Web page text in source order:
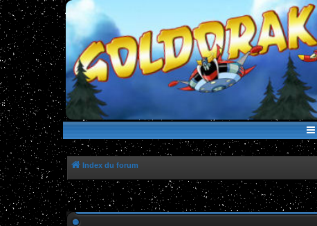
WWW.GOLDORAKGO.COM
le site de la Lune Rouge
Index du forum